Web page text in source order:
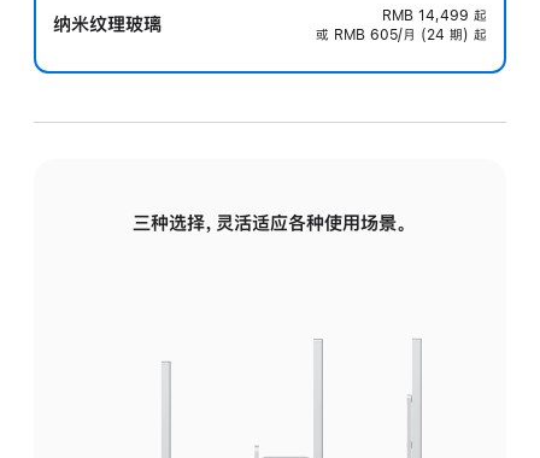
纳米纹理玻璃 RMB 14,499 起
或 RMB 605/月 (24 期) 起
三种选择，灵活适应各种使用场景。